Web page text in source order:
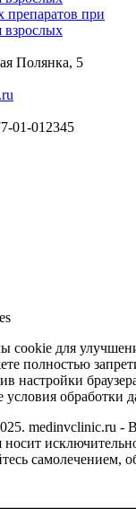
при
взрослых
Полянка, 5
01-012345
cookie для
полностью
настройки
обработки
medinvclinic.ru -
носит
самолечением,